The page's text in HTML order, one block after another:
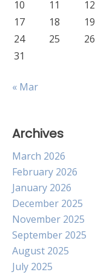
10
11 12
17
18 19
24
25 26
31
« Mar
Archives
March 2026
February 2026
January 2026
December 2025
November 2025
September 2025
August 2025
July 2025